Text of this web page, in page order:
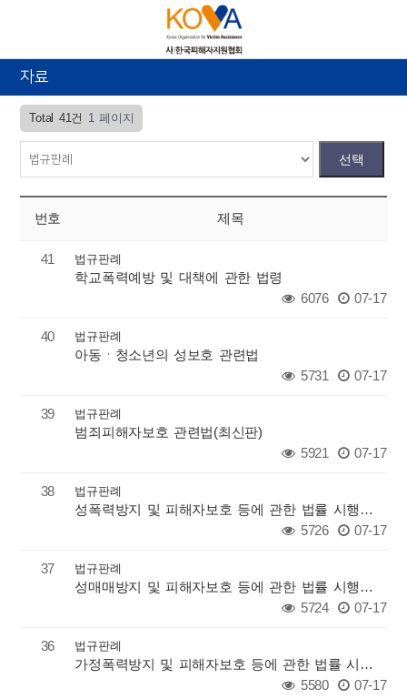
자료
Total 41건 1 페이지
번호 제목
41 법규판례
학교폭력예방 및 대책에 관한 법령
6076
07-17
40 법규판례
아동ㆍ청소년의 성보호 관련법
5731
07-17
39 법규판례
범죄피해자보호 관련법(최신판)
5921
07-17
38 법규판례
성폭력방지 및 피해자보호 등에 관한 법률 시행규칙(2020.4.29 일부개정)
5726
07-17
37 법규판례
성매매방지 및 피해자보호 등에 관한 법률 시행규칙(2019.8.28 타법개정)
5724
07-17
36 법규판례
가정폭력방지 및 피해자보호 등에 관한 법률 시행규칙(2020.6.30 일부개정)
5580
07-17